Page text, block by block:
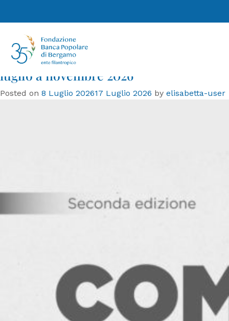
Bergamo celebra 35 anni. Al via la II
edizione di “Comunità in dialogo”, da
luglio a novembre 2026
Posted on 8 Luglio 202617 Luglio 2026 by elisabetta-user